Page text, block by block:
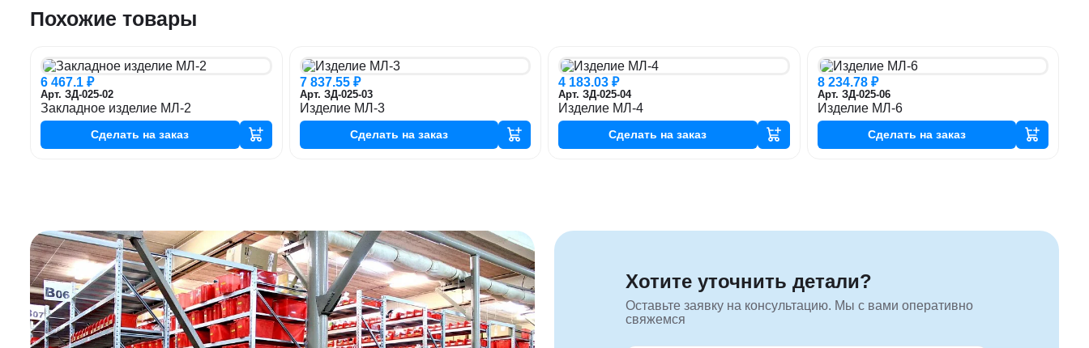
Похожие товары
6 467.1 ₽
Арт. ЗД-025-02
Закладное изделие МЛ-2
Сделать на заказ
7 837.55 ₽
Арт. ЗД-025-03
Изделие МЛ-3
Сделать на заказ
4 183.03 ₽
Арт. ЗД-025-04
Изделие МЛ-4
Сделать на заказ
8 234.78 ₽
Арт. ЗД-025-06
Изделие МЛ-6
Сделать на заказ
Хотите уточнить детали?
Оставьте заявку на консультацию. Мы с вами оперативно
свяжемся